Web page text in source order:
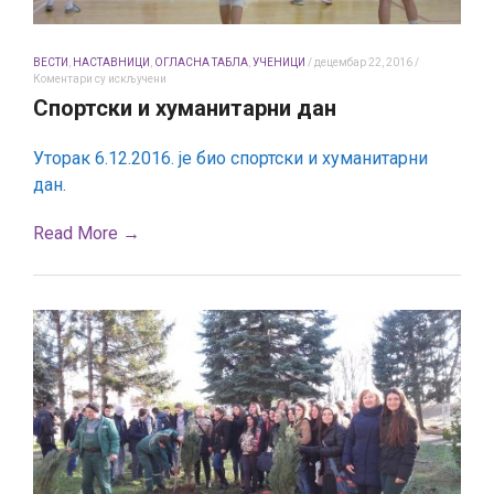
ВЕСТИ НАСТАВНИЦИ ОГЛАСНА ТАБЛА УЧЕНИЦИ / децембар 22, 2016 /
Коментари су искључени
и
Спортски и хуманитарни дан
Уторак 6.12.2016. је био спортски и хуманитарни
дан.
Read More →